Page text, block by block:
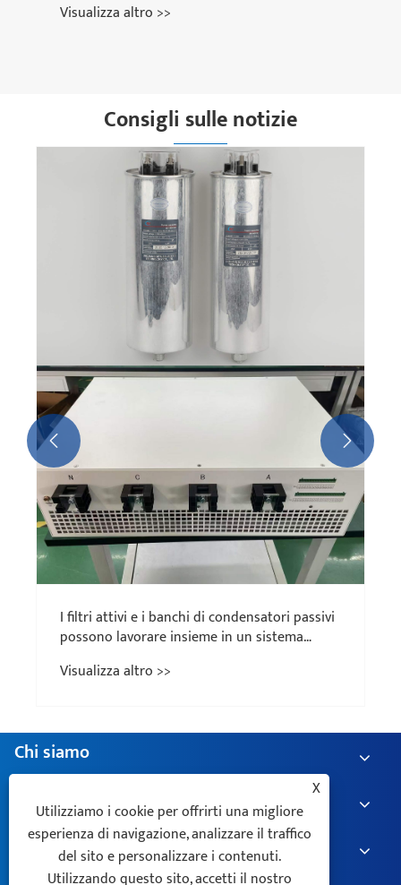
Visualizza altro >>
Consigli sulle notizie
I filtri attivi e i banchi di condensatori passivi
possono lavorare insieme in un sistema
Visualizza altro >>
 
Chi siamo
Prodotti
Notizia
X
Utilizziamo i cookie per offrirti una migliore
esperienza di navigazione, analizzare il traffico
del sito e personalizzare i contenuti.
Utilizzando questo sito, accetti il ​​nostro